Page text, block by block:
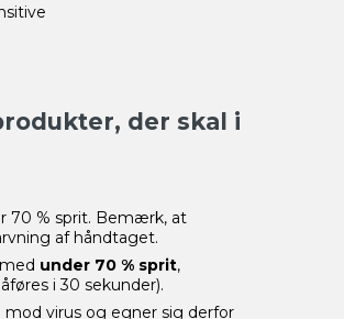
der skal i
70 % sprit. Bemærk, at
af håndtaget.
under 70 % sprit,
i 30 sekunder).
virus og egner sig derfor